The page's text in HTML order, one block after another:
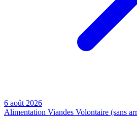
6 août 2026
Alimentation Viandes Volontaire (sans